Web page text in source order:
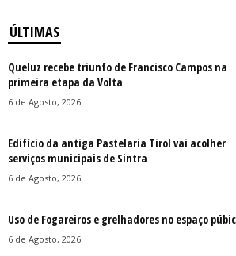
ÚLTIMAS
Queluz recebe triunfo de Francisco Campos na
primeira etapa da Volta
6 de Agosto, 2026
Edifício da antiga Pastelaria Tirol vai acolher
serviços municipais de Sintra
6 de Agosto, 2026
Uso de Fogareiros e grelhadores no espaço
6 de Agosto, 2026